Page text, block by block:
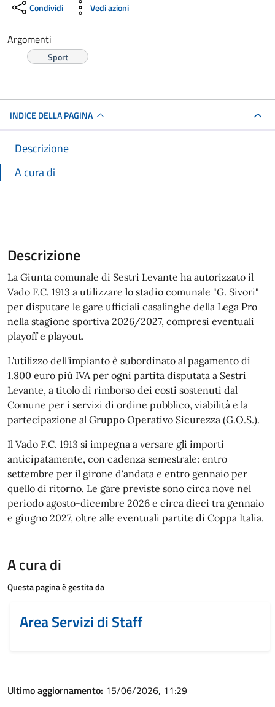
Condividi Vedi azioni
Argomenti
Sport
INDICE DELLA PAGINA
Descrizione
A cura di
Descrizione
La Giunta comunale di Sestri Levante ha autorizzato il
Vado F.C. 1913 a utilizzare lo stadio comunale "G. Sivori"
per disputare le gare ufficiali casalinghe della Lega Pro
nella stagione sportiva 2026/2027, compresi eventuali
playoff e playout.
L'utilizzo dell'impianto è subordinato al pagamento di
1.800 euro più IVA per ogni partita disputata a Sestri
Levante, a titolo di rimborso dei costi sostenuti dal
Comune per i servizi di ordine pubblico, viabilità e la
partecipazione al Gruppo Operativo Sicurezza (G.O.S.).
Il Vado F.C. 1913 si impegna a versare gli importi
anticipatamente, con cadenza semestrale: entro
settembre per il girone d'andata e entro gennaio per
quello di ritorno. Le gare previste sono circa nove nel
periodo agosto-dicembre 2026 e circa dieci tra gennaio
e giugno 2027, oltre alle eventuali partite di Coppa Italia.
A cura di
Questa pagina è gestita da
Area Servizi di Staff
Ultimo aggiornamento: 15/06/2026, 11:29